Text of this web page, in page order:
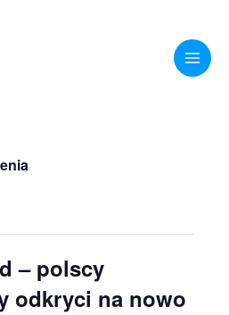
– polscy
odkryci na nowo